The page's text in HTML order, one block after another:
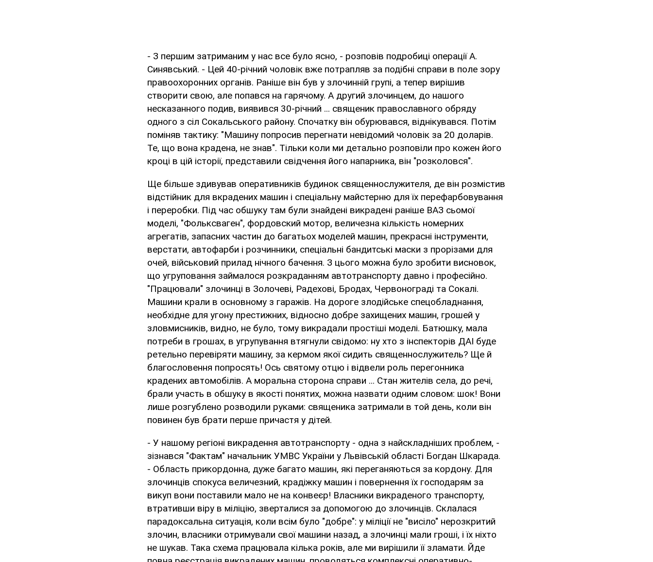
- З першим затриманим у нас все було ясно, - розповів подробиці операції А.
Синявський. - Цей 40-річний чоловік вже потрапляв за подібні справи в поле зору
правоохоронних органів. Раніше він був у злочинній групі, а тепер вирішив
створити свою, але попався на гарячому. А другий злочинцем, до нашого
несказанного подив, виявився 30-річний ... священик православного обряду
одного з сіл Сокальського району. Спочатку він обурювався, віднікувався. Потім
поміняв тактику: "Машину попросив перегнати невідомий чоловік за 20 доларів.
Те, що вона крадена, не знав". Тільки коли ми детально розповіли про кожен його
кроці в цій історії, представили свідчення його напарника, він "розколовся".
Ще більше здивував оперативників будинок священнослужителя, де він розмістив
відстійник для вкрадених машин і спеціальну майстерню для їх перефарбовування
і переробки. Під час обшуку там були знайдені викрадені раніше ВАЗ сьомої
моделі, "Фольксваген", фордовский мотор, величезна кількість номерних
агрегатів, запасних частин до багатьох моделей машин, прекрасні інструменти,
верстати, автофарби і розчинники, спеціальні бандитські маски з прорізами для
очей, військовий прилад нічного бачення. З цього можна було зробити висновок,
що угруповання займалося розкраданням автотранспорту давно і професійно.
"Працювали" злочинці в Золочеві, Радехові, Бродах, Червонограді та Сокалі.
Машини крали в основному з гаражів. На дороге злодійське спецобладнання,
необхідне для угону престижних, відносно добре захищених машин, грошей у
зловмисників, видно, не було, тому викрадали простіші моделі. Батюшку, мала
потреби в грошах, в угрупування втягнули свідомо: ну хто з інспекторів ДАІ буде
ретельно перевіряти машину, за кермом якої сидить священнослужитель? Ще й
благословення попросять! Ось святому отцю і відвели роль перегонника
крадених автомобілів. А моральна сторона справи ... Стан жителів села, до речі,
брали участь в обшуку в якості понятих, можна назвати одним словом: шок! Вони
лише розгублено розводили руками: священика затримали в той день, коли він
повинен був брати перше причастя у дітей.
- У нашому регіоні викрадення автотранспорту - одна з найскладніших проблем, -
зізнався "Фактам" начальник УМВС України у Львівській області Богдан Шкарада.
- Область прикордонна, дуже багато машин, які переганяються за кордону. Для
злочинців спокуса величезний, крадіжку машин і повернення їх господарям за
викуп вони поставили мало не на конвеєр! Власники викраденого транспорту,
втративши віру в міліцію, зверталися за допомогою до злочинців. Склалася
парадоксальна ситуація, коли всім було "добре": у міліції не "висіло" нерозкритий
злочин, власники отримували свої машини назад, а злочинці мали гроші, і їх ніхто
не шукав. Така схема працювала кілька років, але ми вирішили її зламати. Йде